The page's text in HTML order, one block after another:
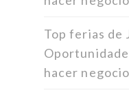
Top ferias de
hacer